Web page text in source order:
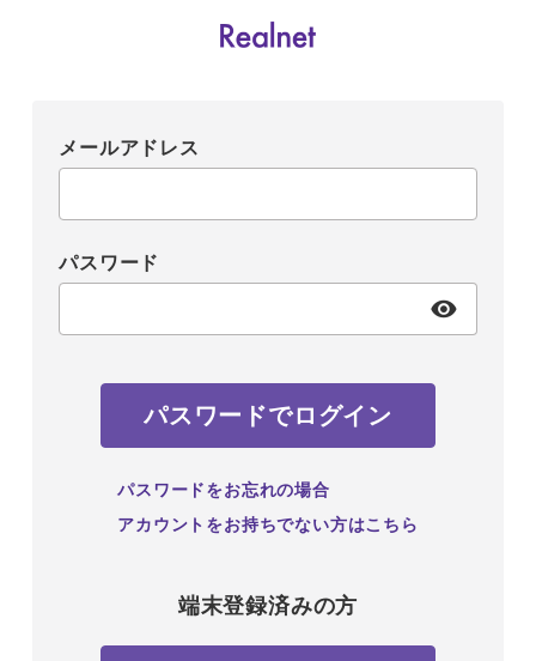
メールアドレス
パスワード
パスワードでログイン
パスワードをお忘れの場合
アカウントをお持ちでない方はこちら
端末登録済みの方